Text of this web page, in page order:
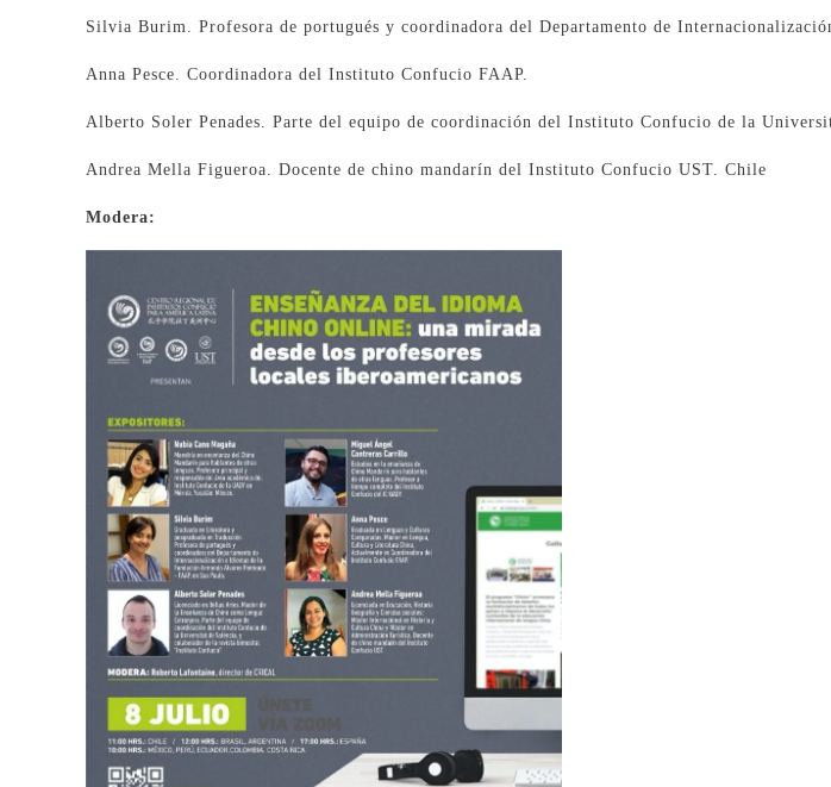
Silvia Burim. Profesora de portugués y coordinadora del Departamento de
Anna Pesce. Coordinadora del Instituto Confucio FAAP.
Alberto Soler Penades. Parte del equipo de coordinación del Instituto Confucio de la
Andrea Mella Figueroa. Docente de chino mandarín del Instituto Confucio UST. Chile
Modera: